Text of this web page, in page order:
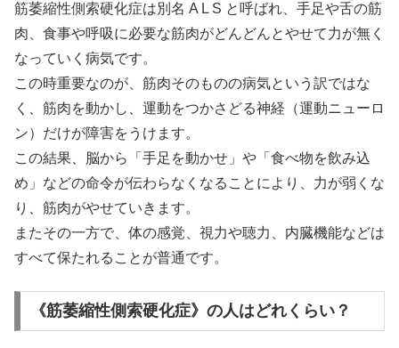
筋萎縮性側索硬化症は別名 A L S と呼ばれ、手足や舌の筋
肉、食事や呼吸に必要な筋肉がどんどんとやせて力が無く
なっていく病気です。
この時重要なのが、筋肉そのものの病気という訳ではな
く、筋肉を動かし、運動をつかさどる神経（運動ニューロ
ン）だけが障害をうけます。
この結果、脳から「手足を動かせ」や「食べ物を飲み込
め」などの命令が伝わらなくなることにより、力が弱くな
り、筋肉がやせていきます。
またその一方で、体の感覚、視力や聴力、内臓機能などは
すべて保たれることが普通です。
《筋萎縮性側索硬化症》の人はどれくらい？